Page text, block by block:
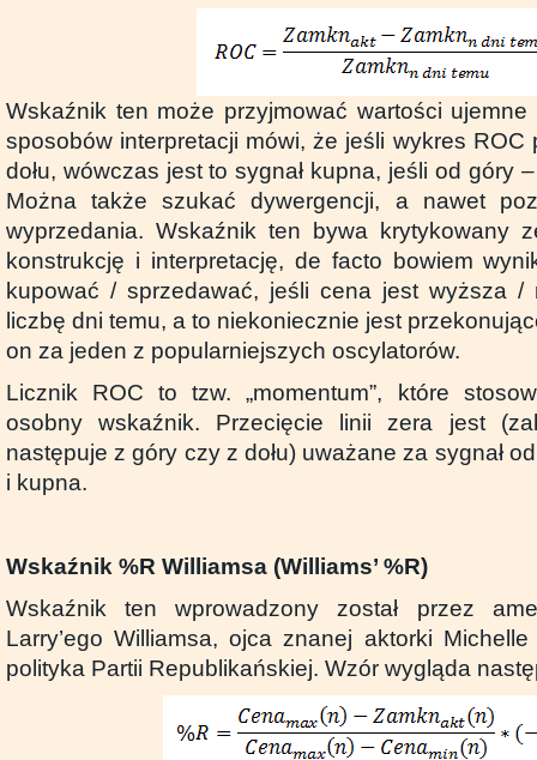
Wskaźnik ten może przyjmować wartości
sposobów interpretacji mówi, że jeśli wykres ROC
dołu, wówczas jest to sygnał kupna, jeśli od góry
Można także szukać dywergencji, a nawet
wyprzedania. Wskaźnik ten bywa krytykowany
konstrukcję i interpretację, de facto bowiem
kupować / sprzedawać, jeśli cena jest wyższa /
liczbę dni temu, a to niekoniecznie jest
on za jeden z popularniejszych oscylatorów.
Licznik ROC to tzw. „momentum”, które
osobny wskaźnik. Przecięcie linii zera jest
następuje z góry czy z dołu) uważane za sygnał
i kupna.
Wskaźnik %R Williamsa (Williams’ %R)
Wskaźnik ten wprowadzony został przez
Larry’ego Williamsa, ojca znanej aktorki
polityka Partii Republikańskiej. Wzór wygląda